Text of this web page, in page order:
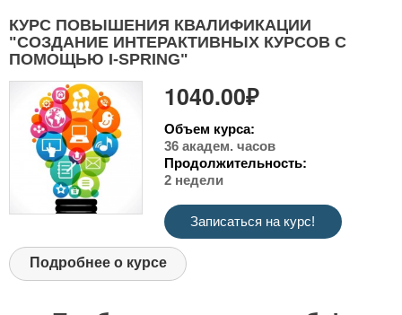
КУРС ПОВЫШЕНИЯ КВАЛИФИКАЦИИ
"СОЗДАНИЕ ИНТЕРАКТИВНЫХ КУРСОВ С
ПОМОЩЬЮ I-SPRING"
1040.00₽
Объем курса:
36 академ. часов
Продолжительность:
2 недели
Записаться на курс!
Подробнее о курсе